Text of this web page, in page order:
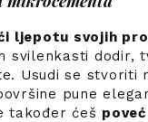
ljepotu svojih
svilenkasti dodir,
Usudi se stvoriti
pune
također ćeš